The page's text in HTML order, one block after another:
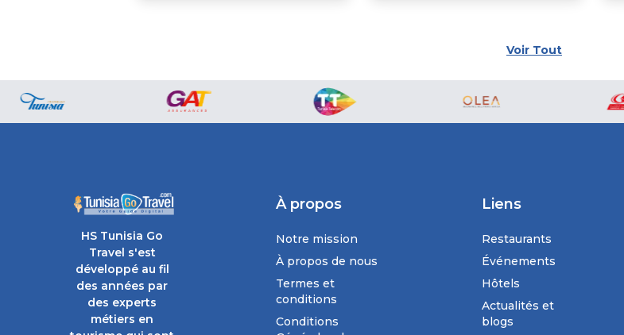
Voir Tout
HS Tunisia Go
Travel s'est
développé au fil
des années par
des experts
métiers en
À propos
Notre mission
À propos de nous
Termes et
conditions
Conditions
Liens
Restaurants
Événements
Hôtels
Actualités et
blogs